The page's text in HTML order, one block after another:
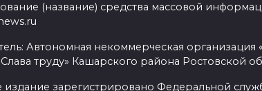
(название) средства массовой
Автономная некоммерческая организация
труду» Кашарского района Ростовской
издание зарегистрировано Федеральной